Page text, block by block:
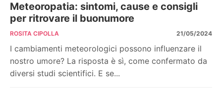
Meteoropatia: sintomi, cause e consigli
per ritrovare il buonumore
ROSITA CIPOLLA 21/05/2024
I cambiamenti meteorologici possono influenzare il
nostro umore? La risposta è sì, come confermato da
diversi studi scientifici. E se...